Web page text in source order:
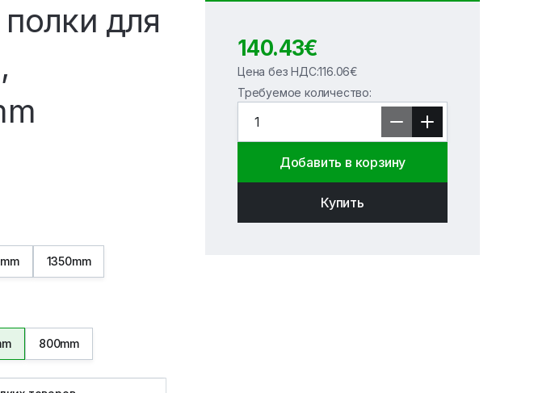
для
1350mm
800mm
140.43€
Цена без НДС:116.06€
Требуемое количество:
Добавить в корзину
Купить